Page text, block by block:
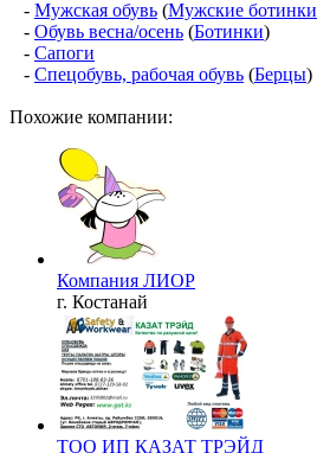
- Мужская обувь (Мужские ботинки
- Обувь весна/осень (Ботинки)
- Сапоги
- Спецобувь, рабочая обувь (Берцы)
Похожие компании:
Компания ЛИОР
г. Костанай
ТОО ИП КАЗАТ ТРЭЙД